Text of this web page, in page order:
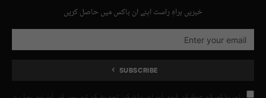
خبریں براہِ راست اپنے ان باکس میں حاصل کریں
SUBSCRIBE
اس باکس کو چیک کر کے، آپ اس بات کی تصدیق کرتے ہیں کہ آپ نے ہمارے